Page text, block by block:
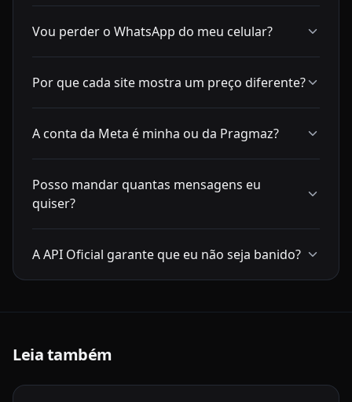
Vou perder o WhatsApp do meu celular?
Por que cada site mostra um preço diferente?
A conta da Meta é minha ou da Pragmaz?
Posso mandar quantas mensagens eu
quiser?
A API Oficial garante que eu não seja banido?
Leia também